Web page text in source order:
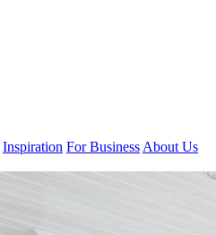
Inspiration For Business About Us